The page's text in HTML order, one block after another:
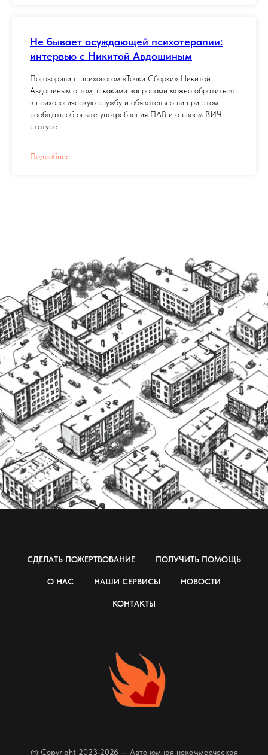
Не бывает осуждающей психотерапии:
интервью с Никитой Авдошиным
Поговорили с психологом «Точки Сборки» Никитой
Авдошиным о том, с какими запросами можно обратиться
в психологическую службу и обязательно ли при этом
сообщать об опыте употребления ПАВ и о своем ВИЧ-
статусе
Подробнее
СДЕЛАТЬ ПОЖЕРТВОВАНИЕ ПОЛУЧИТЬ ПОМОЩЬ
О НАС НАШИ СЕРВИСЫ НОВОСТИ
КОНТАКТЫ
© Copyright 2023-2026 — Автономная некоммерческая